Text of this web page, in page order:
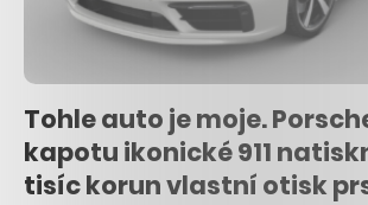
Tohle auto je moje.
kapotu ikonické 911
tisíc korun vlastní otisk